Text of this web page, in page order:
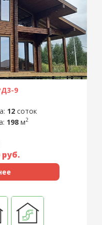
9
12соток
198м2
руб.